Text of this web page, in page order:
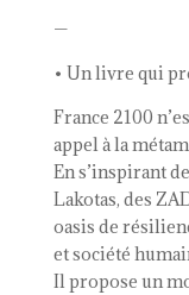
—
• Un livre qui
France 2100
appel à la
En s’inspirant
Lakotas, des
oasis de
et société
Il propose un